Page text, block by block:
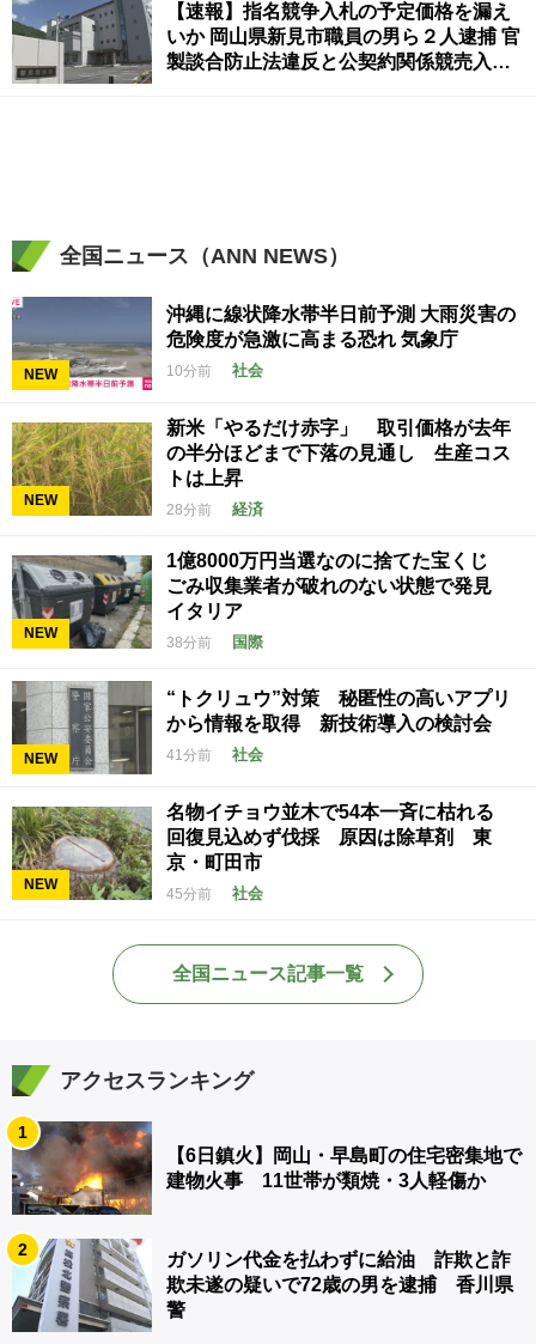
【速報】指名競争入札の予定価格を漏え
いか 岡山県新見市職員の男ら２人逮捕 官
製談合防止法違反と公契約関係競売入札
全国ニュース（ANN NEWS）
NEW
沖縄に線状降水帯半日前予測 大雨災害の
危険度が急激に高まる恐れ 気象庁
10分前 社会
NEW
新米「やるだけ赤字」 取引価格が去年
の半分ほどまで下落の見通し 生産コス
トは上昇
28分前 経済
NEW
1億8000万円当選なのに捨てた宝くじ
ごみ収集業者が破れのない状態で発見
イタリア
38分前 国際
NEW
“トクリュウ”対策 秘匿性の高いアプリ
から情報を取得 新技術導入の検討会
41分前 社会
NEW
名物イチョウ並木で54本一斉に枯れる
回復見込めず伐採 原因は除草剤 東
京・町田市
45分前 社会
全国ニュース記事一覧
アクセスランキング
1
【6日鎮火】岡山・早島町の住宅密集地で
建物火事 11世帯が類焼・3人軽傷か
2
ガソリン代金を払わずに給油 詐欺と詐
欺未遂の疑いで72歳の男を逮捕 香川県
警